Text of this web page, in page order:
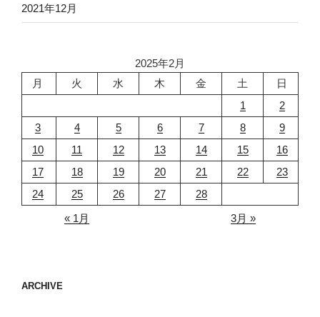
2021年12月
2025年2月
月
火 水 木 金 土
日
1
2
3
4 5 6 7 8
9
10
11 12 13 14 15
16
17
18 19 20 21 22
23
24
25 26 27
28
« 1月
3月 »
ARCHIVE